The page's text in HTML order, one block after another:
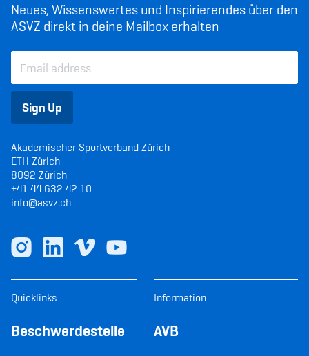
Neues, Wissenswertes und Inspirierendes über den
ASVZ direkt in deine Mailbox erhalten
Sign Up
Akademischer Sportverband Zürich
ETH Zürich
8092 Zürich
+41 44 632 42 10
info@asvz.ch
Quicklinks
Beschwerdestelle
Information
AVB